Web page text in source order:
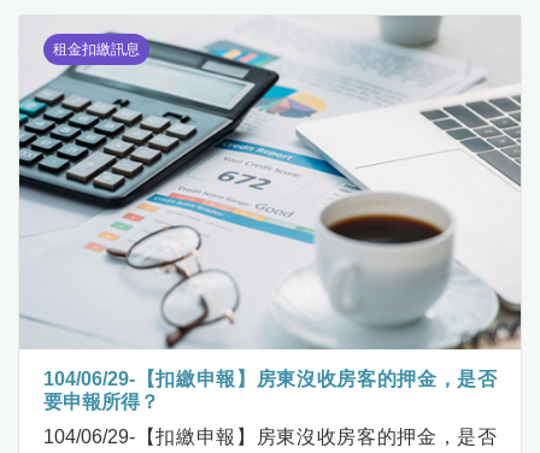
租金扣繳訊息
104/06/29-【扣繳申報】房東沒收房客的押金，是否
要申報所得？
104/06/29-【扣繳申報】房東沒收房客的押金，是否